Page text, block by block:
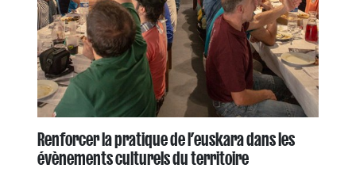
Renforcer la pratique de l’euskara dans les
évènements culturels du territoire